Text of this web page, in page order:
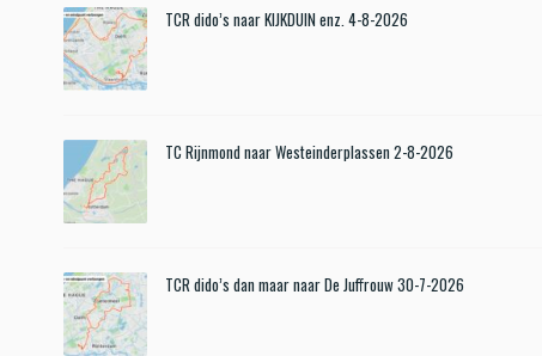
TCR dido’s naar KIJKDUIN enz. 4-8-2026
TC Rijnmond naar Westeinderplassen 2-8-2026
TCR dido’s dan maar naar De Juffrouw 30-7-2026